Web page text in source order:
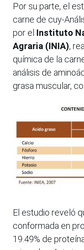
Por su parte, el
carne de cuy-
por el Instituto
Agraria (INIA),
química de la
análisis de
grasa muscular,
El estudio reveló
conformada en
19.49% de